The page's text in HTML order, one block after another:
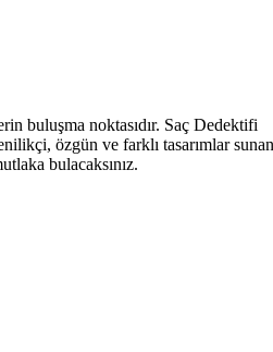
buluşma noktasıdır. Saç Dedektifi
özgün ve farklı tasarımlar
bulacaksınız.